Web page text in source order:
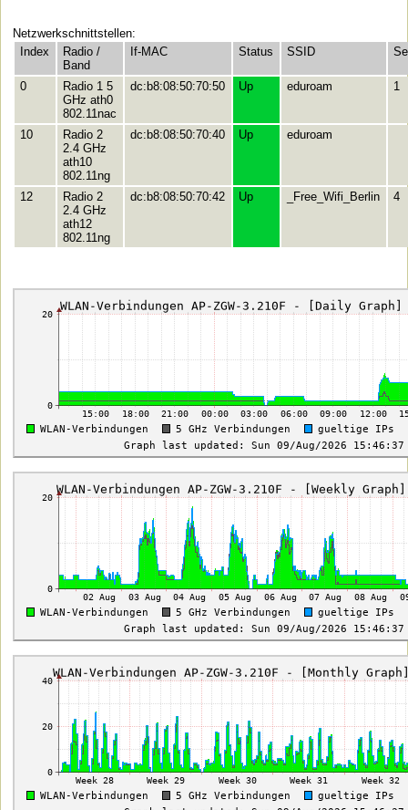
Netzwerkschnittstellen:
Index
Radio /
Band
If-MAC Status SSID
0
Radio 1 5
GHz ath0
802.11nac
dc:b8:08:50:70:50 Up eduroam 1
10
Radio 2
2.4 GHz
ath10
802.11ng
dc:b8:08:50:70:40 Up eduroam
12
Radio 2
2.4 GHz
ath12
802.11ng
dc:b8:08:50:70:42 Up _Free_Wifi_Berlin 4